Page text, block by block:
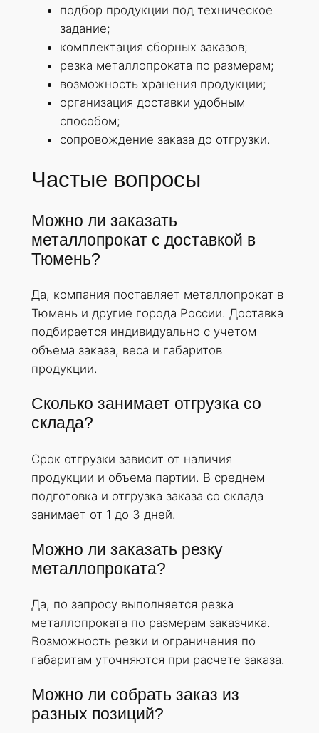
подбор продукции под техническое
задание;
комплектация сборных заказов;
резка металлопроката по размерам;
возможность хранения продукции;
организация доставки удобным
способом;
сопровождение заказа до отгрузки.
Частые вопросы
Можно ли заказать
металлопрокат с доставкой в
Тюмень?
Да, компания поставляет металлопрокат в
Тюмень и другие города России. Доставка
подбирается индивидуально с учетом
объема заказа, веса и габаритов
продукции.
Сколько занимает отгрузка со
склада?
Срок отгрузки зависит от наличия
продукции и объема партии. В среднем
подготовка и отгрузка заказа со склада
занимает от 1 до 3 дней.
Можно ли заказать резку
металлопроката?
Да, по запросу выполняется резка
металлопроката по размерам заказчика.
Возможность резки и ограничения по
габаритам уточняются при расчете заказа.
Можно ли собрать заказ из
разных позиций?